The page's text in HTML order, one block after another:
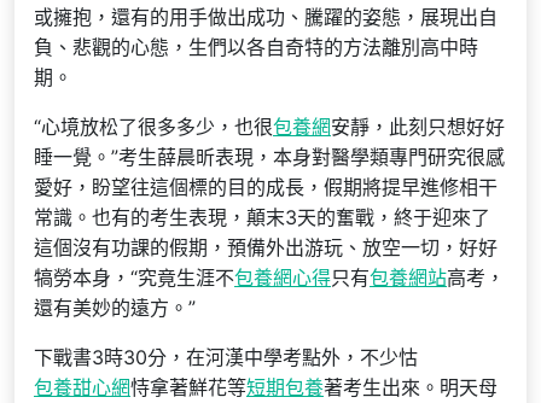
或擁抱，還有的用手做出成功、騰躍的姿態，展現出自
負、悲觀的心態，生們以各自奇特的方法離別高中時
期。
“心境放松了很多多少，也很包養網安靜，此刻只想好好
睡一覺。”考生薛晨昕表現，本身對醫學類專門研究很感
愛好，盼望往這個標的目的成長，假期將提早進修相干
常識。也有的考生表現，顛末3天的奮戰，終于迎來了
這個沒有功課的假期，預備外出游玩、放空一切，好好
犒勞本身，“究竟生涯不包養網心得只有包養網站高考，
還有美妙的遠方。”
下戰書3時30分，在河漢中學考點外，不少怙
包養甜心網恃拿著鮮花等短期包養著考生出來。明天母